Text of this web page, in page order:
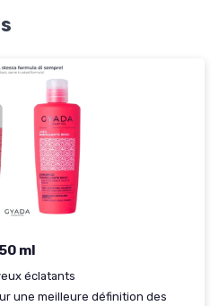
ml
éclatants
une meilleure définition des